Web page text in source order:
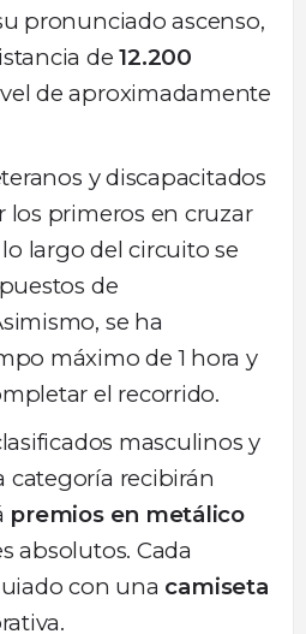
pronunciado ascenso,
de12.200
de aproximadamente
y discapacitados
los primeros en cruzar
largo del circuito se
de
se ha
máximo de 1 hora y
el recorrido.
masculinos y
categoría recibirán
premios en metálico
absolutos. Cada
con una camiseta